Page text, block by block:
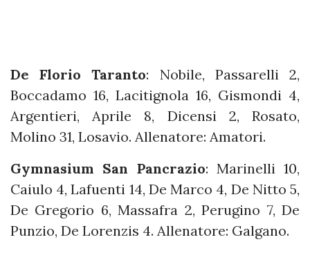
De Florio Taranto: Nobile, Passarelli 2,
Boccadamo 16, Lacitignola 16, Gismondi 4,
Argentieri, Aprile 8, Dicensi 2, Rosato,
Molino 31, Losavio. Allenatore: Amatori.
Gymnasium San Pancrazio: Marinelli 10,
Caiulo 4, Lafuenti 14, De Marco 4, De Nitto 5,
De Gregorio 6, Massafra 2, Perugino 7, De
Punzio, De Lorenzis 4. Allenatore: Galgano.